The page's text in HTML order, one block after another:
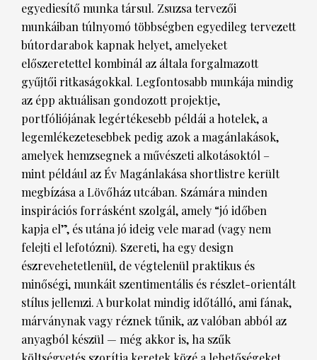
egyediesítő munka társul. Zsuzsa tervezői
munkáiban túlnyomó többségben egyedileg tervezett
bútordarabok kapnak helyet, amelyeket
előszeretettel kombinál az általa forgalmazott
gyűjtői ritkaságokkal. Legfontosabb munkája mindig
az épp aktuálisan gondozott projektje,
portfóliójának legértékesebb példái a hotelek, a
legemlékezetesebbek pedig azok a magánlakások,
amelyek hemzsegnek a művészeti alkotásoktól –
mint például az Év Magánlakása shortlistre került
megbízása a Lövőház utcában. Számára minden
inspirációs forrásként szolgál, amely “jó időben
kapja el”, és utána jó ideig vele marad (vagy nem
felejti el lefotózni). Szereti, ha egy design
észrevehetetlenül, de végtelenül praktikus és
minőségi, munkáit szentimentális és részlet-orientált
stílus jellemzi. A burkolat mindig időtálló, ami fának,
márványnak vagy réznek tűnik, az valóban abból az
anyagból készül — még akkor is, ha szűk